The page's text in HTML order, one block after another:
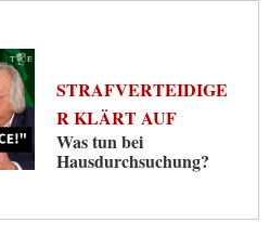
STRAFVERTEIDIGE
R KLÄRT AUF
Was tun bei
Hausdurchsuchung?